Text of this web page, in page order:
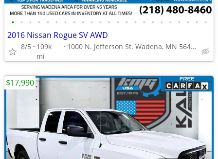
• • • • • • • • • • • • • • • • • • • • • • •
2016 Nissan Rogue SV AWD
8/5
109k
mi
1000 N. Jefferson St. Wadena, MN 56482
$17,990